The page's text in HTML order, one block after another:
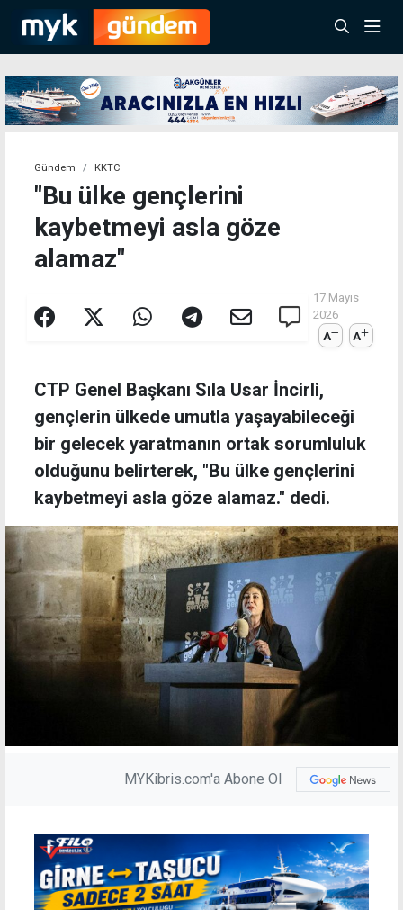
Gündem KKTC
"Bu ülke gençlerini
kaybetmeyi asla göze
alamaz"
17 Mayıs
2026
A
A
CTP Genel Başkanı Sıla Usar İncirli,
gençlerin ülkede umutla yaşayabileceği
bir gelecek yaratmanın ortak sorumluluk
olduğunu belirterek, "Bu ülke gençlerini
kaybetmeyi asla göze alamaz." dedi.
MYKibris.com'a Abone Ol